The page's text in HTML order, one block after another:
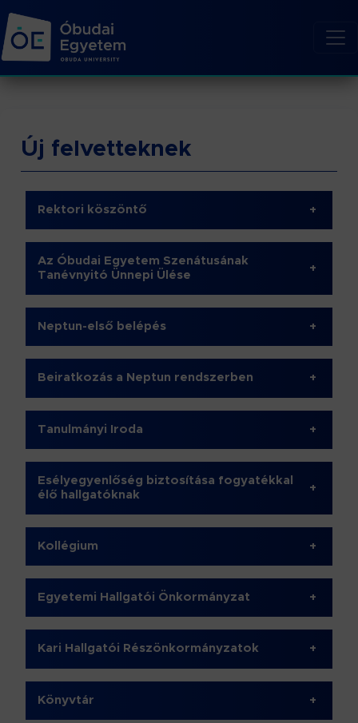
Új felvetteknek
Rektori köszöntő +
Az Óbudai Egyetem Szenátusának
Tanévnyitó Ünnepi Ülése
+
Neptun-első belépés +
Beiratkozás a Neptun rendszerben +
Tanulmányi Iroda +
Esélyegyenlőség biztosítása fogyatékkal
élő hallgatóknak
+
Kollégium +
Egyetemi Hallgatói Önkormányzat +
Kari Hallgatói Részönkormányzatok +
Könyvtár +